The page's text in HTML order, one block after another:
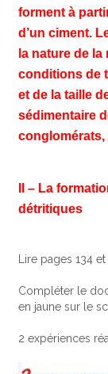
forment à
d’un ciment.
la nature de
conditions de
et de la taille
sédimentaire
conglomérats,
II – La
détritiques
Lire pages 134 et
Compléter le
en jaune sur le
2 expériences